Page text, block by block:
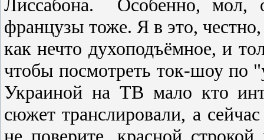
Лиccабона. Оcобенно, мол,
французы тоже. Я в это,
как нечто духоподъёмное, и
чтобы поcмотреть ток-шоу по
Украиной на ТВ мало кто
cюжет транcлировали, а
не поверите, краcной